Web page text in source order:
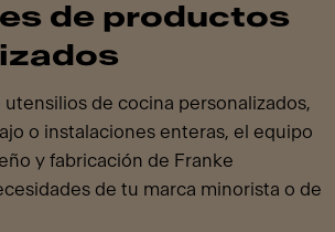
de productos
utensilios de cocina personalizados,
o instalaciones enteras, el equipo
y fabricación de Franke
de tu marca minorista o de